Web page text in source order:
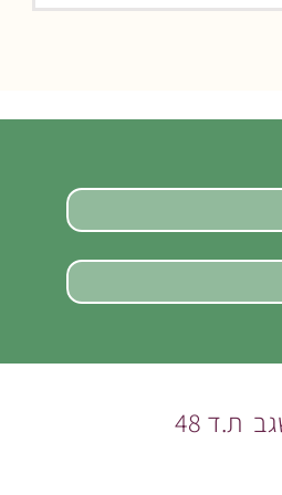
וקנאביס רפואי –
ת.ד 48